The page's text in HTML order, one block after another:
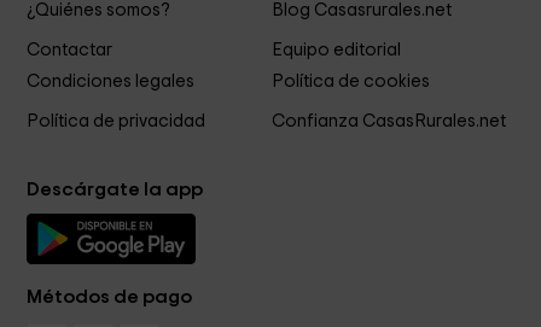
¿Quiénes somos? Blog Casasrurales.net
Contactar
Equipo editorial
Condiciones legales
Política de cookies
Política de privacidad Confianza CasasRurales.net
Descárgate la app
Métodos de pago